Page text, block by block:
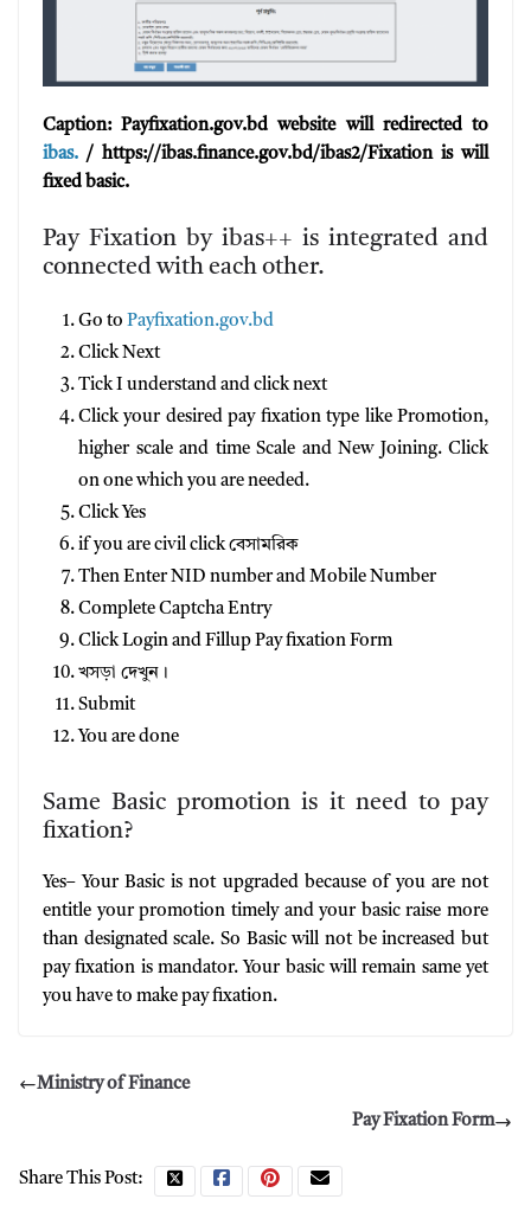
Caption: Payfixation.gov.bd website will redirected to
ibas. / https://ibas.finance.gov.bd/ibas2/Fixation is will
fixed basic.
Pay Fixation by ibas++ is integrated and
connected with each other.
Go to Payfixation.gov.bd
Click Next
Tick I understand and click next
Click your desired pay fixation type like Promotion,
higher scale and time Scale and New Joining. Click
on one which you are needed.
Click Yes
if you are civil click বেসামরিক
Then Enter NID number and Mobile Number
Complete Captcha Entry
Click Login and Fillup Pay fixation Form
খসড়া দেখুন।
Submit
You are done
Same Basic promotion is it need to pay
fixation?
Yes– Your Basic is not upgraded because of you are not
entitle your promotion timely and your basic raise more
than designated scale. So Basic will not be increased but
pay fixation is mandator. Your basic will remain same yet
you have to make pay fixation.
Ministry of Finance
Pay Fixation Form
Share This Post: